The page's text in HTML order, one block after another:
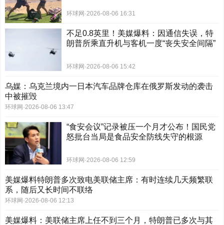
环球网 ·2026-08-06 16:31
不足0.8英里！美媒爆料：因通信失误，特
朗普所乘直升机与客机一度“丧失安全间隔”
环球网 ·2026-08-06 15:42
乌媒：乌克兰境内一日本汽车品牌仓库在俄罗斯发动的袭击
中被摧毁
环球网 ·2026-08-06 13:47
“食安会议”记录被压一个月才公布！国民党
怒批台当局是食品安全防线失守的根源
环球网 ·2026-08-06 12:59
美媒爆料特朗普多次致电美联储主席：有时连续几天频繁联
系，随后又长时间不联络
环球网 ·2026-08-06 12:13
美媒爆料：美联储主席上任不到三个月，特朗普已多次与其